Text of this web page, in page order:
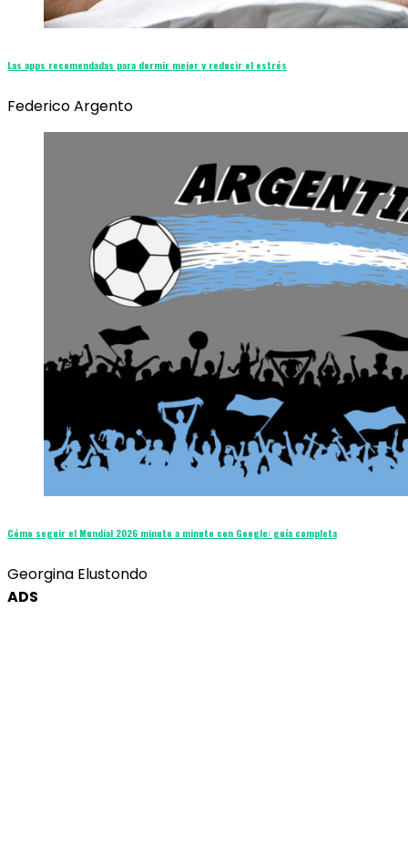
Las apps recomendadas para dormir mejor y reducir el estrés
Federico Argento
Cómo seguir el Mundial 2026 minuto a minuto con Google: guía completa
Georgina Elustondo
ADS